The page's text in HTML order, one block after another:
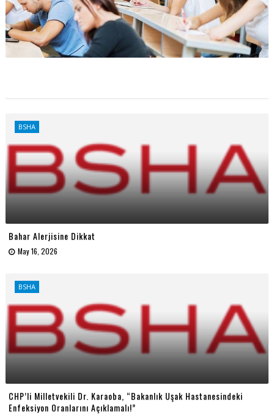
BSHA
Bahar Alerjisine Dikkat
May 16, 2026
BSHA
CHP’li Milletvekili Dr. Karaoba, “Bakanlık Uşak Hastanesindeki
Enfeksiyon Oranlarını Açıklamalı!”